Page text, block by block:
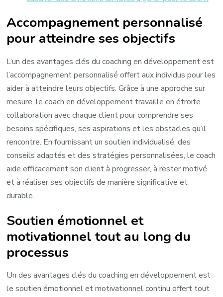
Accompagnement personnalisé
pour atteindre ses objectifs
L’un des avantages clés du coaching en développement est
l’accompagnement personnalisé offert aux individus pour les
aider à atteindre leurs objectifs. Grâce à une approche sur
mesure, le coach en développement travaille en étroite
collaboration avec chaque client pour comprendre ses
besoins spécifiques, ses aspirations et les obstacles qu’il
rencontre. En fournissant un soutien individualisé, des
conseils adaptés et des stratégies personnalisées, le coach
aide efficacement son client à progresser, à rester motivé
et à réaliser ses objectifs de manière significative et
durable.
Soutien émotionnel et
motivationnel tout au long du
processus
Un des avantages clés du coaching en développement est
le soutien émotionnel et motivationnel continu offert tout